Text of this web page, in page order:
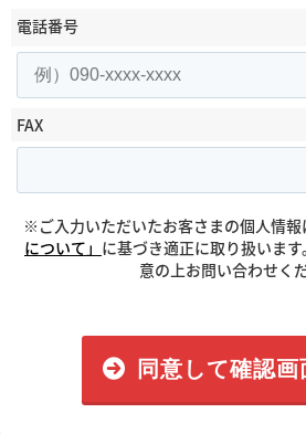
電話番号
FAX
※ご入力いただいたお客さまの個人情報
について」 に基づき適正に取り扱いま
意の上お問い合わせく
同意して確認